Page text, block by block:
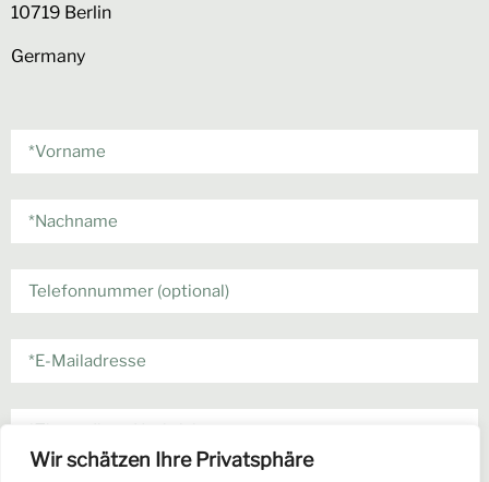
Wir schätzen Ihre Privatsphäre
10719 Berlin
Germany